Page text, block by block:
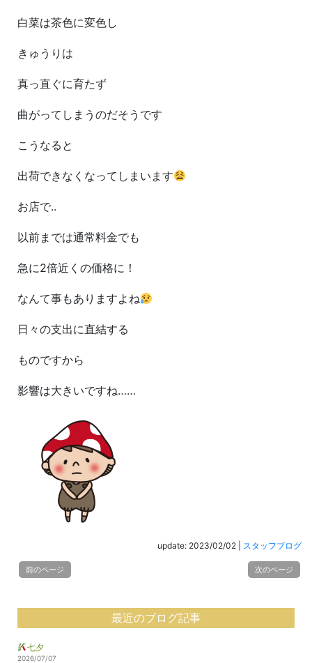
白菜は茶色に変色し
きゅうりは
真っ直ぐに育たず
曲がってしまうのだそうです
こうなると
出荷できなくなってしまいます
お店で..
以前までは通常料金でも
急に2倍近くの価格に！
なんて事もありますよね
日々の支出に直結する
ものですから
影響は大きいですね……
update: 2023/02/02 スタッフブログ
前のページ 次のページ
最近のブログ記事
七夕
2026/07/07